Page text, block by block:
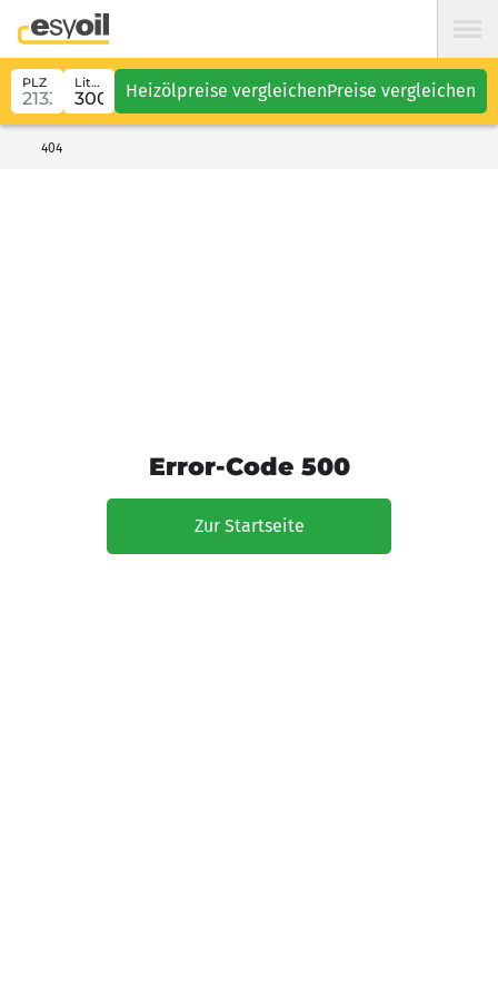
PLZ Liter Heizölpreise vergleichenPreise vergleichen
404
Error-Code 500
Zur Startseite